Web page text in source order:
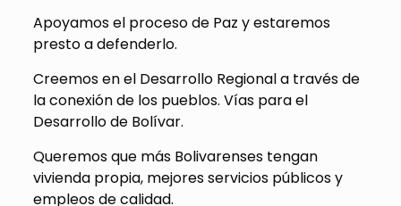
Apoyamos el proceso de Paz y estaremos
presto a defenderlo.
Creemos en el Desarrollo Regional a través de
la conexión de los pueblos. Vías para el
Desarrollo de Bolívar.
Queremos que más Bolivarenses tengan
vivienda propia, mejores servicios públicos y
empleos de calidad.